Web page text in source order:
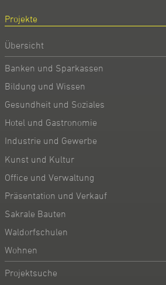
Projekte
Übersicht
Banken und Sparkassen
Bildung und Wissen
Gesundheit und Soziales
Hotel und Gastronomie
Industrie und Gewerbe
Kunst und Kultur
Office und Verwaltung
Präsentation und Verkauf
Sakrale Bauten
Waldorfschulen
Wohnen
Projektsuche